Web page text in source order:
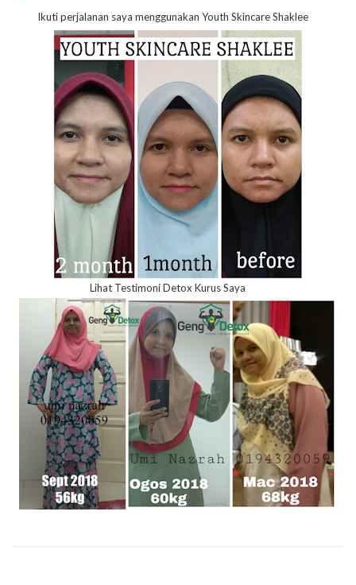
Ikuti perjalanan saya menggunakan Youth Skincare Shaklee
Lihat Testimoni Detox Kurus Saya